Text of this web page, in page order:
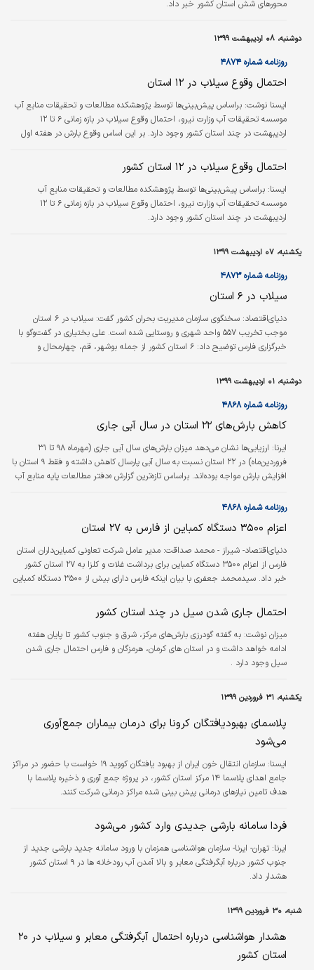
محورهای شش استان کشور خبر داد.
دوشنبه، ۰۸ اردیبهشت ۱۳۹۹
روزنامه شماره ۴۸۷۴
احتمال وقوع سیلاب در ۱۲ استان
ایسنا نوشت: براساس پیش‌بینی‌ها توسط پژوهشکده مطالعات و تحقیقات منابع آب
موسسه تحقیقات آب وزارت نیرو، احتمال وقوع سیلاب در بازه زمانی ۶ تا ۱۲
اردیبهشت در چند استان کشور وجود دارد. بر این اساس وقوع بارش در هفته اول
کشور پیش‌بینی شده است که در استان‌های البرز، تهران، مازندران، مرکزی، لرستان،
خوزستان، چهار محال و بختیاری، فارس، کهگیلویه و بویراحمد، کرمان، خراسان
شمالی و خراسان رضوی می‌تواند با ریسک وقوع سیلاب همراه باشد.
احتمال وقوع سیلاب در ۱۲ استان کشور
ايسنا: براساس پیش‌بینی‌ها توسط پژوهشکده مطالعات و تحقیقات منابع آب
موسسه تحقیقات آب وزارت نیرو، احتمال وقوع سیلاب در بازه زمانی ۶ تا ۱۲
اردیبهشت در چند استان کشور وجود دارد.
یکشنبه، ۰۷ اردیبهشت ۱۳۹۹
روزنامه شماره ۴۸۷۳
سیلاب در ۶ استان
دنياي‌اقتصاد:
سخنگوی سازمان مدیریت بحران کشور گفت: سیلاب در ۶ استان
موجب تخریب ۵۵۷ واحد شهری و روستایی شده است. علی بختیاری در گفت‌وگو با
خبرگزاری فارس توضیح داد: ۶ استان کشور از جمله بوشهر، قم، چهارمحال و
ریال کمک بلاعوض و ۴۳۳ میلیارد ریال هم تسهیلات پرداخت شده است.
دوشنبه، ۰۱ اردیبهشت ۱۳۹۹
روزنامه شماره ۴۸۶۸
کاهش بارش‌های ۲۲ استان در سال آبی جاری
ایرنا:
ارزیابی‌ها نشان می‌دهد میزان بارش‌های سال آبی جاری (مهرماه ۹۸ تا ۳۱
فروردین‌ماه) در ۲۲ استان نسبت به سال آبی پارسال کاهش داشته و فقط ۹ استان با
افزایش بارش مواجه بوده‌اند. براساس تازه‌ترین گزارش «دفتر مطالعات پایه منابع آب
کشور نسبت به پارسال روند افزایشی داشته است. به این ترتیب وضعیت بارش‌ها در
بارش‌های خوب است.
روزنامه شماره ۴۸۶۸
اعزام ۳۵۰۰ دستگاه کمباین از فارس به ۲۷ استان
دنیای‌اقتصاد- شیراز - محمد صداقت: مدیر عامل شرکت تعاونی کمباین‌داران استان
فارس از اعزام ۳۵۰۰ دستگاه کمباین برای برداشت غلات و کلزا به ۲۷ استان کشور
خبر داد. سیدمحمد جعفری با بیان اینکه فارس دارای بیش از ۳۵۰۰ دستگاه کمباین
بیماری کرونا به‌منظور اینکه خللی در برداشت گندم و کلزای کشور پیش نیاید و
کمباین‌داران به موقع برگ تردد، کارت ضدعفونی، معاینه فنی و دریافت سوختشان
انجام شود، با همکاری پلیس راهور، به شهرهای مقصد اعزام می‌شوند. جعفری
خاطرنشان کرد:…
احتمال جاری شدن سیل در چند استان کشور
میزان نوشت: به گفته گودرزی بارش‌های مرکز، شرق و جنوب کشور تا پایان هفته
ادامه خواهد داشت و در استان های کرمان، هرمزگان و فارس احتمال جاری شدن
سیل وجود دارد .
یکشنبه، ۳۱ فروردین ۱۳۹۹
پلاسمای بهبودیافتگان کرونا برای درمان بیماران جمع‌آوری
می‌شود
ايسنا:
سازمان انتقال خون ایران از بهبود یافتگان کووید ۱۹ خواست با حضور در مراکز
جامع اهدای پلاسما ۱۴ مرکز استان کشور، در پروژه جمع آوری و ذخیره پلاسما با
هدف تامین نیازهای درمانی پیش بینی شده مراکز درمانی شرکت کنند.
فردا سامانه بارشی جدیدی وارد کشور می‌شود
ایرنا: تهران- ایرنا- سازمان هواشناسی همزمان با ورود سامانه جدید بارشی جدید از
جنوب کشور درباره آبگرفتگی معابر و بالا آمدن آب رودخانه ها در ٩ استان کشور
هشدار داد.
شنبه، ۳۰ فروردین ۱۳۹۹
هشدار هواشناسی درباره احتمال آبگرفتگی معابر و سیلاب در ۲۰
استان کشور